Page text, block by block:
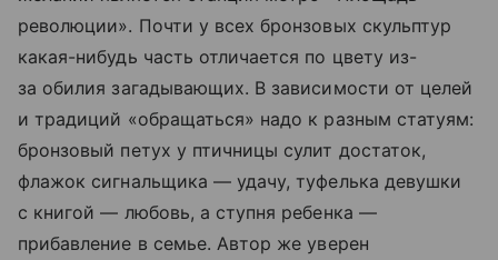
революции». Почти у всех бронзовых скульптур
какая-нибудь часть отличается по цвету из-
за обилия загадывающих. В зависимости от целей
и традиций «обращаться» надо к разным статуям:
бронзовый петух у птичницы сулит достаток,
флажок сигнальщика — удачу, туфелька девушки
с книгой — любовь, а ступня ребенка —
прибавление в семье. Автор же уверен